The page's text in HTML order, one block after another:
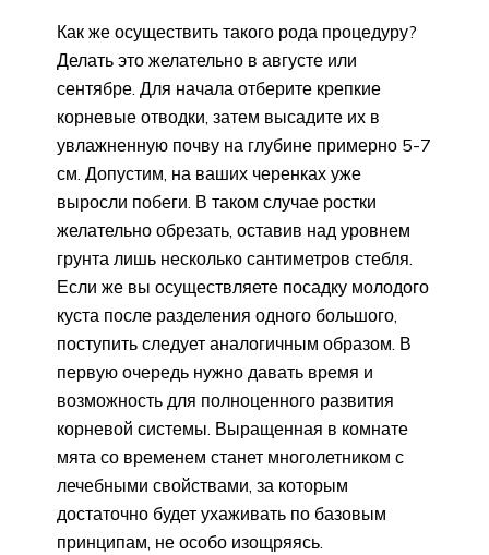
Как же осуществить такого рода процедуру?
Делать это желательно в августе или
сентябре. Для начала отберите крепкие
корневые отводки, затем высадите их в
увлажненную почву на глубине примерно 5-7
см. Допустим, на ваших черенках уже
выросли побеги. В таком случае ростки
желательно обрезать, оставив над уровнем
грунта лишь несколько сантиметров стебля.
Если же вы осуществляете посадку молодого
куста после разделения одного большого,
поступить следует аналогичным образом. В
первую очередь нужно давать время и
возможность для полноценного развития
корневой системы. Выращенная в комнате
мята со временем станет многолетником с
лечебными свойствами, за которым
достаточно будет ухаживать по базовым
принципам, не особо изощряясь.